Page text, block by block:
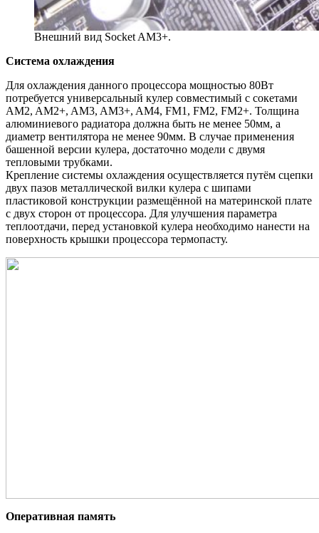
Внешний вид Socket AM3+.
Система охлаждения
Для охлаждения данного процессора мощностью 80Вт
потребуется универсальный кулер совместимый с сокетами
AM2, AM2+, AM3, AM3+, AM4, FM1, FM2, FM2+. Толщина
алюминиевого радиатора должна быть не менее 50мм, а
диаметр вентилятора не менее 90мм. В случае применения
башенной версии кулера, достаточно модели с двумя
тепловыми трубками.
Крепление системы охлаждения осуществляется путём сцепки
двух пазов металлической вилки кулера с шипами
пластиковой конструкции размещённой на материнской плате
с двух сторон от процессора. Для улучшения параметра
теплоотдачи, перед установкой кулера необходимо нанести на
поверхность крышки процессора термопасту.
Оперативная память